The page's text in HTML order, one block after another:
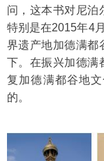
问，这本书对尼泊
特别是在2015年4月
界遗产地加德满都
下。在振兴加德
复加德满都谷地
的。